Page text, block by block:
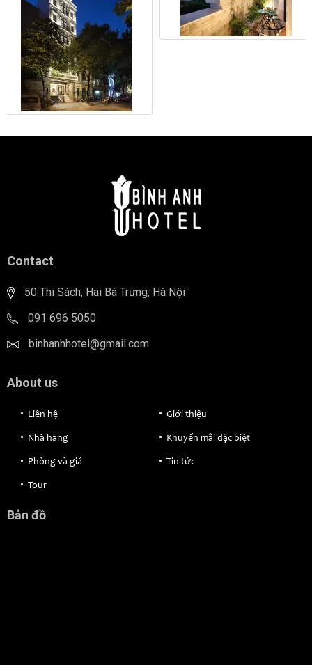
Contact
50 Thi Sách, Hai Bà Trưng, Hà Nội
091 696 5050
binhanhhotel@gmail.com
About us
Liên hệ Giới thiệu
Nhà hàng Khuyến mãi đặc biệt
Phòng và giá Tin tức
Tour
Bản đồ